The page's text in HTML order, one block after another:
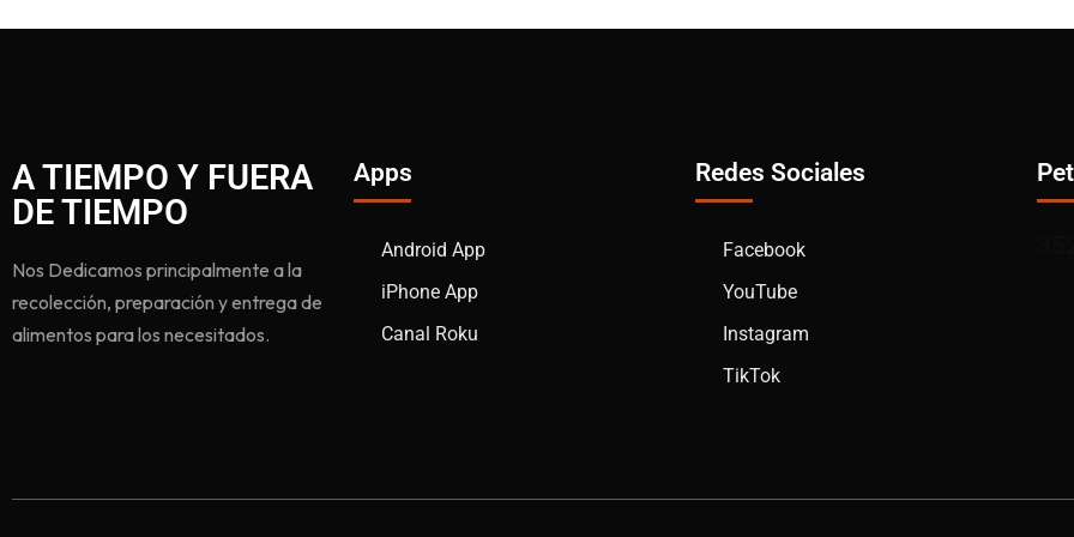
A TIEMPO Y FUERA
DE TIEMPO
Nos Dedicamos principalmente a la
recolección, preparación y entrega de
alimentos para los necesitados.
Apps
Android App
iPhone App
Canal Roku
Redes Sociales
Facebook
YouTube
Instagram
TikTok